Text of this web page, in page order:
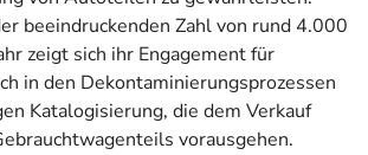
beeindruckenden Zahl von rund 4.000
zeigt sich ihr Engagement für
in den Dekontaminierungsprozessen
Katalogisierung, die dem Verkauf
vorausgehen.